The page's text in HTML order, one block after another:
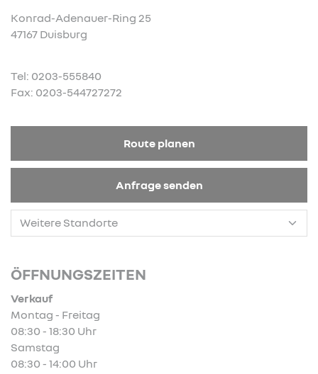
Konrad-Adenauer-Ring 25
47167 Duisburg
Tel: 0203-555840
Fax: 0203-544727272
Route planen
Anfrage senden
ÖFFNUNGSZEITEN
Verkauf
Montag - Freitag
08:30 - 18:30 Uhr
Samstag
08:30 - 14:00 Uhr